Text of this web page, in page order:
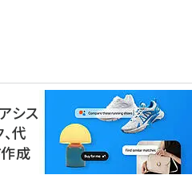
シス
代
成